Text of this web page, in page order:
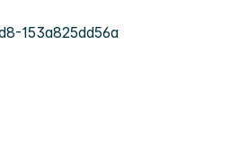
153a825dd56a